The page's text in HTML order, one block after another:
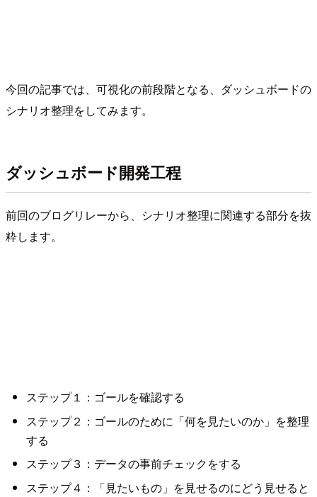
今回の記事では、可視化の前段階となる、ダッシュボードの
シナリオ整理をしてみます。
ダッシュボード開発工程
前回のブログリレーから、シナリオ整理に関連する部分を抜
粋します。
ステップ１：ゴールを確認する
ステップ２：ゴールのために「何を見たいのか」を整理
する
ステップ３：データの事前チェックをする
ステップ４：「見たいもの」を見せるのにどう見せると